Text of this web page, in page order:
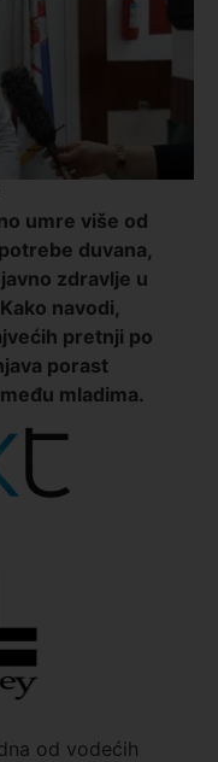
umre više od
duvana,
zdravlje u
navodi,
pretnji po
porast
mladima.
od vodećih